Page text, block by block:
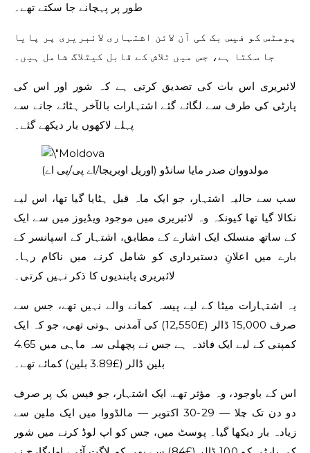
طور پر پہچانے جا سکتے تھے۔
پوسٹس کو فیس بک کی آن لائن اشتہاری لائبریری پر پایا
جا سکتا ہے، جس میں تلاش کے قابل کیٹلاگ شامل ہیں۔
لائبریری اس بات کی تصدیق کرتی ہے کہ شور اور اس کی
پارٹی کی طرف سے لگائے گئے اشتہارات بالآخر ہٹائے جانے سے
پہلے لاکھوں بار دیکھے گئے۔
مولدووان صدر مایا سانڈو (اوریل اوبریجا/اے پی/پی اے)
سب سے حالیہ اشتہار، جو ایک ماہ قبل ہٹایا گیا تھا، اس لیے
نکالا گیا تھا کیونکہ وہ لائبریری میں موجود ویڈیوز میں سے ایک
کے ساتھ منسلک ایک اشارے کے مطابق، اشتہار کے اسپانسر کے
بارے میں اعلانِ دستبرداری کو شامل کرنے میں ناکام رہا۔
لائبریری پابندیوں کا ذکر نہیں کرتی۔
یہ اشتہارات میٹا کے لیے پیسہ کمانے والے نہیں تھے، جس سے
صرف 15,000 ڈالر (£12,550) کی آمدنی ہوتی تھی، جو کہ ایک
کمپنی کے لیے ایک فائدہ ہے جس نے پچھلی سہ ماہی میں 4.65
بلین ڈالر (£3.89 بلین) کمائے تھے۔
اس کے باوجود، وہ مؤثر تھے. ایک اشتہار، جو فیس بک پر صرف
دو دن تک چلا — 29-30 اکتوبر — مالڈووا میں ایک ملین سے
زیادہ بار دیکھا گیا۔ پوسٹ میں، جس کو اپ لوڈ کرنے میں شور